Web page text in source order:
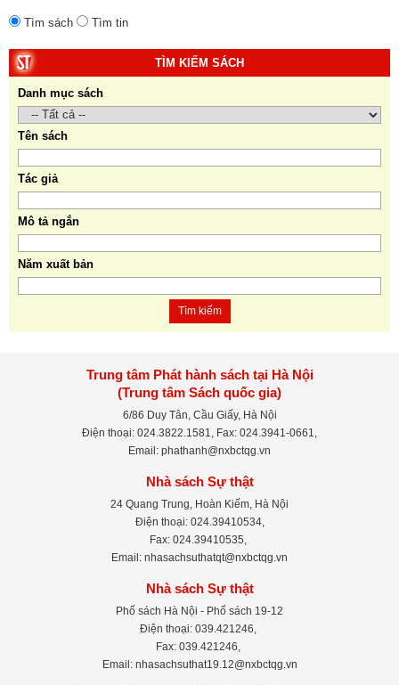
Tìm sách Tìm tin
TÌM KIẾM SÁCH
Danh mục sách
Tên sách
Tác giả
Mô tả ngắn
Năm xuất bản
Tìm kiếm
Trung tâm Phát hành sách tại Hà Nội
(Trung tâm Sách quốc gia)
6/86 Duy Tân, Cầu Giấy, Hà Nội
Điện thoại: 024.3822.1581, Fax: 024.3941-0661,
Email: phathanh@nxbctqg.vn
Nhà sách Sự thật
24 Quang Trung, Hoàn Kiếm, Hà Nội
Điện thoại: 024.39410534,
Fax: 024.39410535,
Email: nhasachsuthatqt@nxbctqg.vn
Nhà sách Sự thật
Phố sách Hà Nội - Phố sách 19-12
Điện thoại: 039.421246,
Fax: 039.421246,
Email: nhasachsuthat19.12@nxbctqg.vn